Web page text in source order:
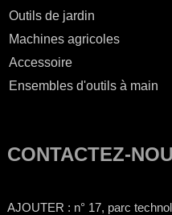
Outils de jardin
Machines agricoles
Accessoire
Ensembles d'outils à main
CONTACTEZ-
AJOUTER : n° 17, parc